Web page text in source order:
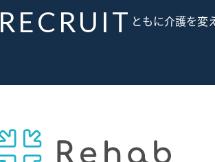
RECRUIT ともに介護を変